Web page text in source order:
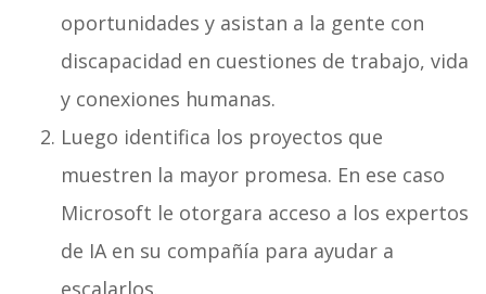
oportunidades y asistan a la gente con
discapacidad en cuestiones de trabajo, vida
y conexiones humanas.
Luego identifica los proyectos que
muestren la mayor promesa. En ese caso
Microsoft le otorgara acceso a los expertos
de IA en su compañía para ayudar a